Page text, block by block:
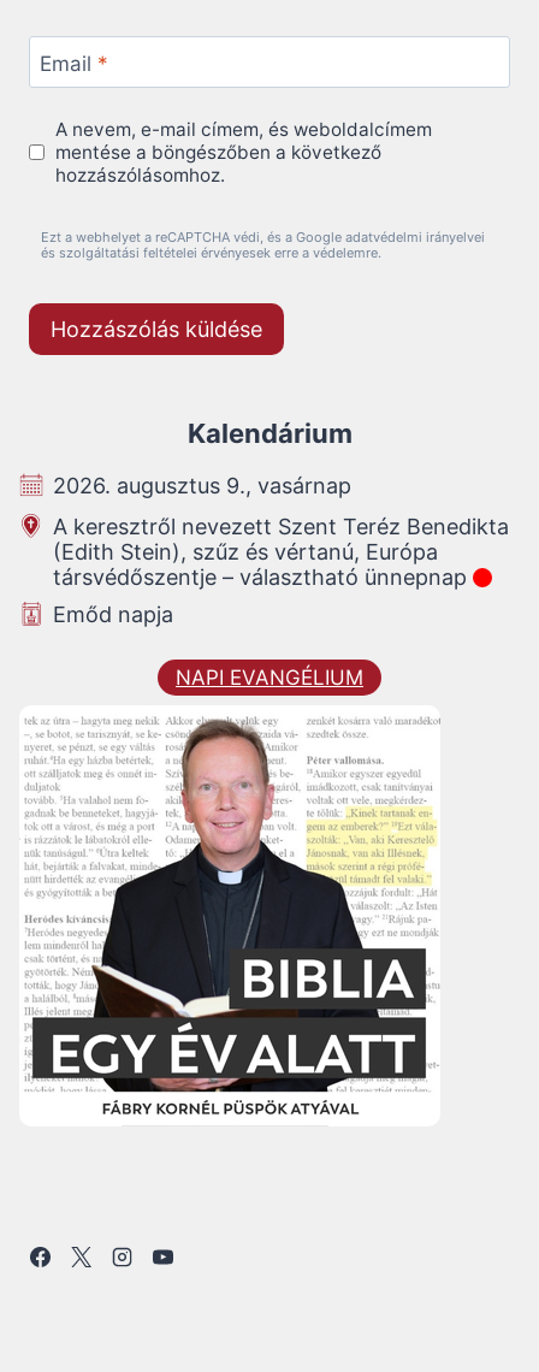
Email *
A nevem, e-mail címem, és weboldalcímem
mentése a böngészőben a következő
hozzászólásomhoz.
Ezt a webhelyet a reCAPTCHA védi, és a Google adatvédelmi irányelvei
és szolgáltatási feltételei érvényesek erre a védelemre.
Kalendárium
2026. augusztus 9., vasárnap
A keresztről nevezett Szent Teréz Benedikta
(Edith Stein), szűz és vértanú, Európa
társvédőszentje – választható ünnepnap
Emőd napja
NAPI EVANGÉLIUM